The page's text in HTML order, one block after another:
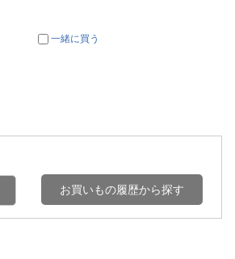
一緒に買う
お買いもの履歴から探す